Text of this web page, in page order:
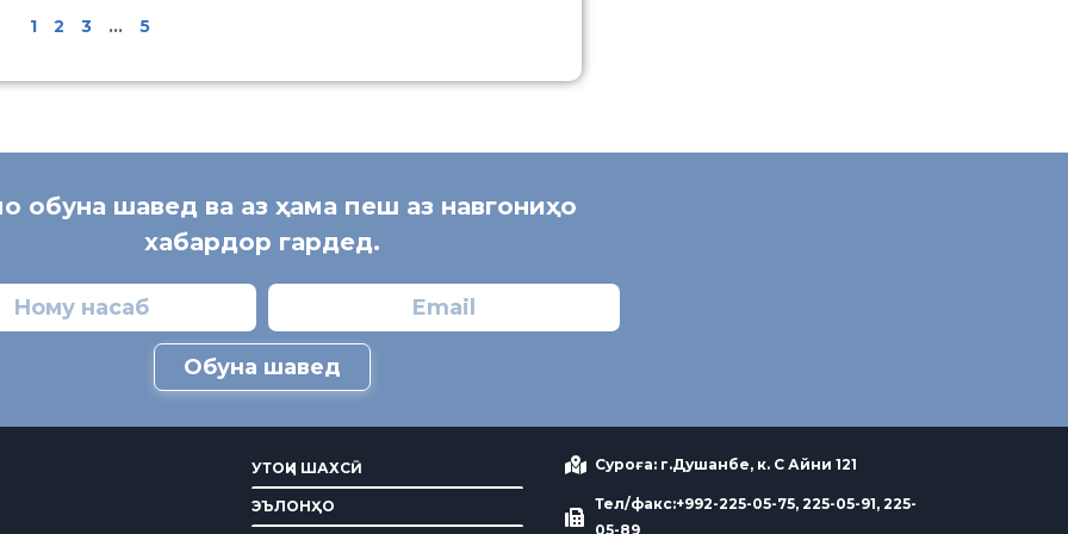
1 2 3 … 5
обуна шавед ва аз ҳама пеш аз навгониҳо
хабардор гардед.
Обуна шавед
УТОҚИ ШАХСӢ
ЭЪЛОНҲО
Суроға: г.Душанбе, к. С Айни 121
Тел/факс:+992-225-05-75, 225-05-91, 225-
05-89